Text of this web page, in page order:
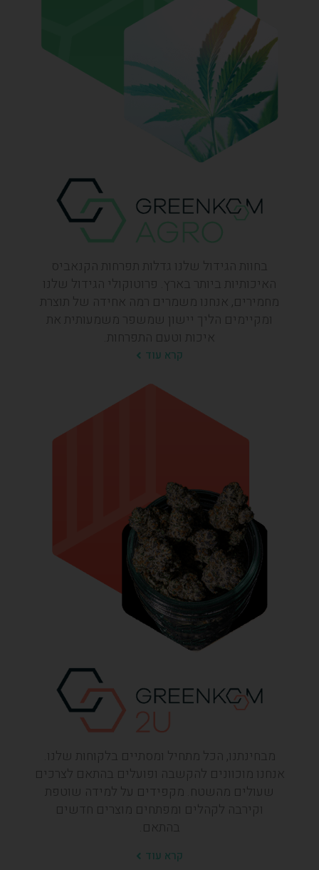
בחוות הגידול שלנו גדלות תפרחות הקנאביס
האיכותיות ביותר בארץ. פרוטוקולי הגידול שלנו
מחמירים, אנחנו משמרים רמה אחידה של תוצרת
ומקיימים הליך יישון שמשפר משמעותית את
איכות וטעם התפרחות.
קרא עוד
מבחינתנו, הכל מתחיל ומסתיים בלקוחות שלנו.
אנחנו מוכוונים להקשבה ופועלים בהתאם לצרכים
שעולים מהשטח. מקפידים על למידה שוטפת
וקירבה לקהלים ומפתחים מוצרים חדשים
בהתאם.
קרא עוד